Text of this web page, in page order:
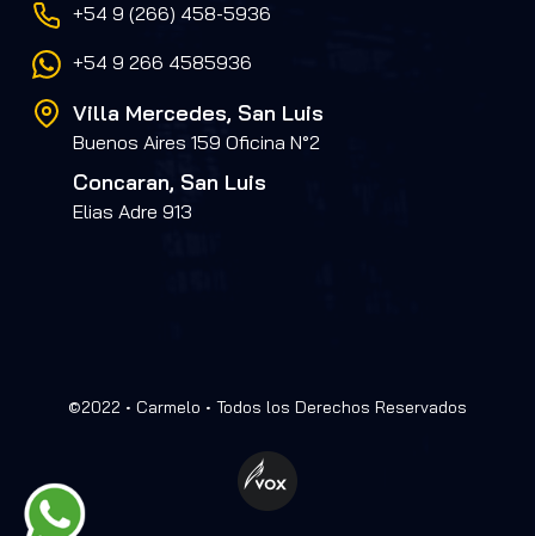
+54 9 (266) 458-5936
+54 9 266 4585936
Villa Mercedes, San Luis
Buenos Aires 159 Oficina N°2
Concaran, San Luis
Elias Adre 913
©2022 • Carmelo • Todos los Derechos Reservados